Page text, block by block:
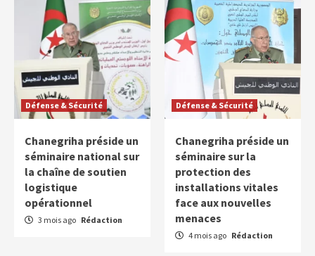
Défense & Sécurité
Chanegriha préside un
séminaire national sur
la chaîne de soutien
logistique
opérationnel
3 mois ago Rédaction
Défense & Sécurité
Chanegriha préside un
séminaire sur la
protection des
installations vitales
face aux nouvelles
menaces
4 mois ago Rédaction